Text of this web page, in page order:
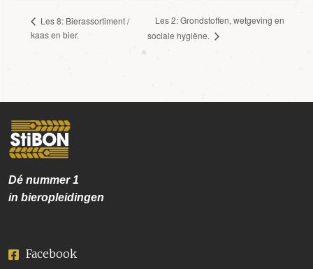
Les 8: Bierassortiment /
kaas en bier.
Les 2: Grondstoffen, wetgeving en
sociale hygiëne.
Dé nummer1
in bieropleidingen
Facebook